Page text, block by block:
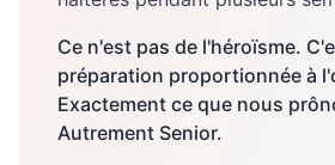
Ce n'est pas de l'héroïsme.
préparation proportionnée à
Exactement ce que nous
Autrement Senior.